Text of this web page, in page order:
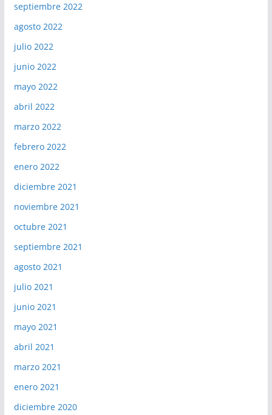
septiembre 2022
agosto 2022
julio 2022
junio 2022
mayo 2022
abril 2022
marzo 2022
febrero 2022
enero 2022
diciembre 2021
noviembre 2021
octubre 2021
septiembre 2021
agosto 2021
julio 2021
junio 2021
mayo 2021
abril 2021
marzo 2021
enero 2021
diciembre 2020